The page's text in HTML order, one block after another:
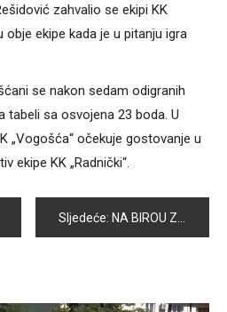
zahvalio se ekipi KK
obje ekipe kada je u pitanju igra
se nakon sedam odigranih
tabeli sa osvojena 23 boda. U
„Vogošća“ očekuje gostovanje u
ekipe KK „Radnički“.
Sljedeće: NA BIROU ZA ZAPOŠLJAVANJE U OPĆINI VOGOŠĆA TRENUTNO 3.800 NEZAPOSLENIH